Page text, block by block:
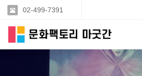
02-499-7391